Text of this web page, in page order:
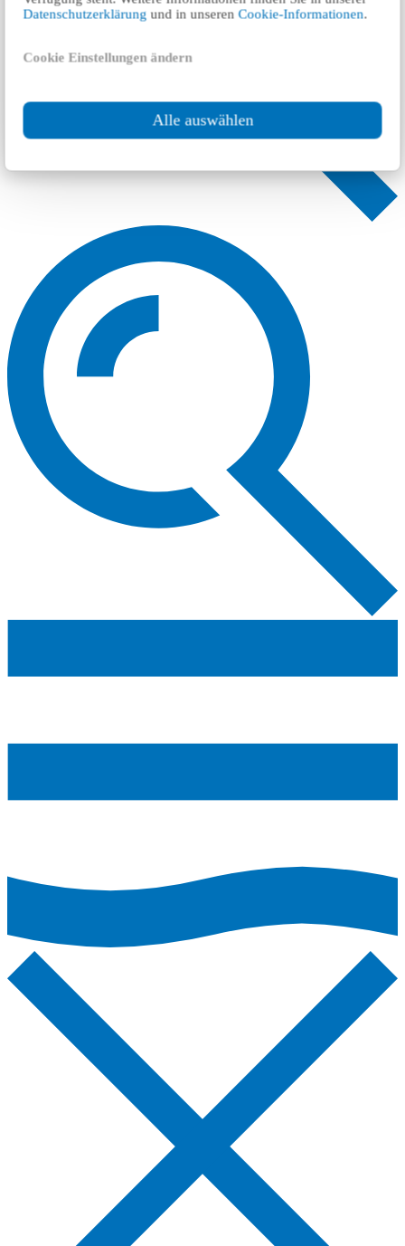
Datenschutzerklärung und in unserenCookie-Informationen.
Cookie Einstellungen ändern
Alle auswählen